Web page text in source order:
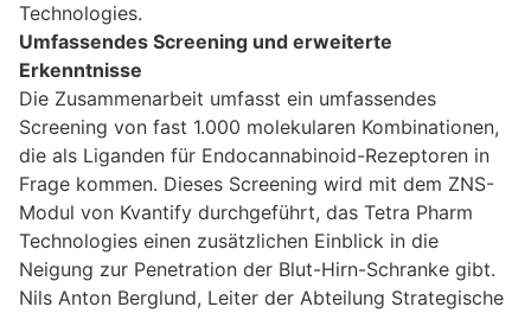
Technologies.
Umfassendes Screening und erweiterte
Erkenntnisse
Die Zusammenarbeit umfasst ein umfassendes
Screening von fast 1.000 molekularen Kombinationen,
die als Liganden für Endocannabinoid-Rezeptoren in
Frage kommen. Dieses Screening wird mit dem ZNS-
Modul von Kvantify durchgeführt, das Tetra Pharm
Technologies einen zusätzlichen Einblick in die
Neigung zur Penetration der Blut-Hirn-Schranke gibt.
Nils Anton Berglund, Leiter der Abteilung Strategische